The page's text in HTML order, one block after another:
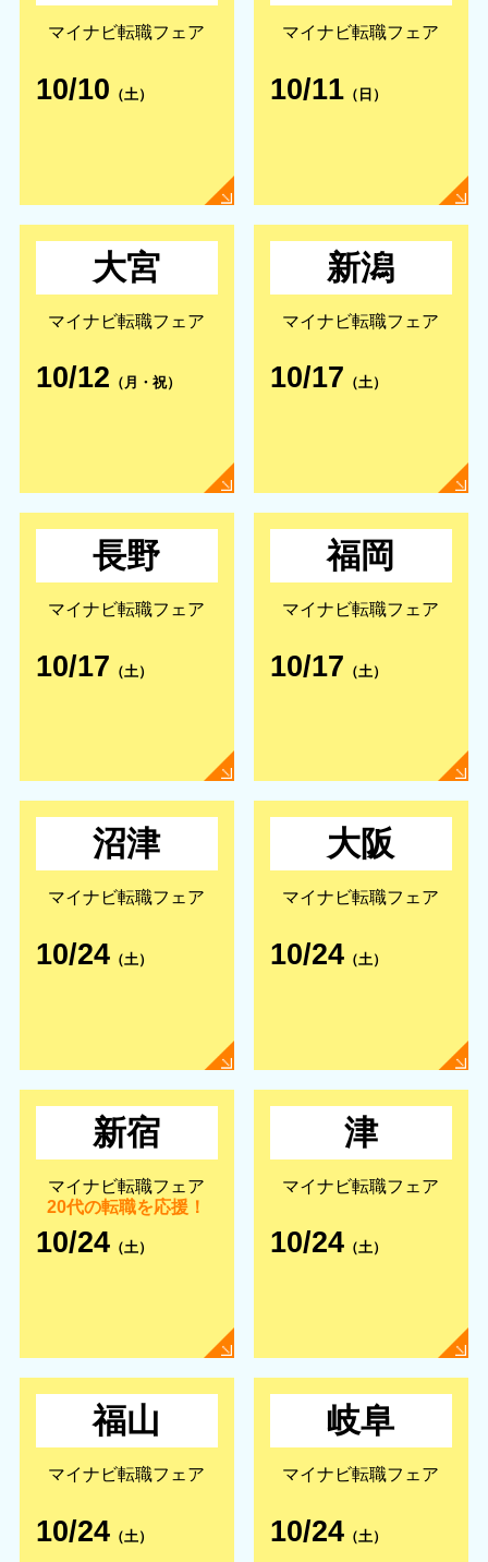
マイナビ転職フェア
10/10 （土）
マイナビ転職フェア
10/11（日）
大宮
マイナビ転職フェア
10/12 （月・祝）
新潟
マイナビ転職フェア
10/17 （土）
長野
マイナビ転職フェア
10/17 （土）
福岡
マイナビ転職フェア
10/17 （土）
沼津
マイナビ転職フェア
10/24（土）
大阪
マイナビ転職フェア
10/24（土）
新宿
マイナビ転職フェア
20代の転職を応援！
10/24（土）
津
マイナビ転職フェア
10/24（土）
福山
マイナビ転職フェア
10/24（土）
岐阜
マイナビ転職フェア
10/24（土）